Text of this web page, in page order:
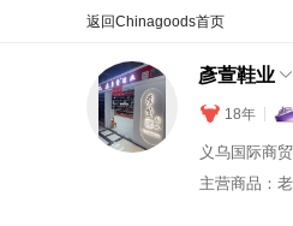
彥萱鞋业
18年
主营商品：